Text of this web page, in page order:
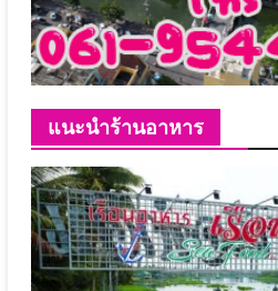
แนะนำร้านอาหาร